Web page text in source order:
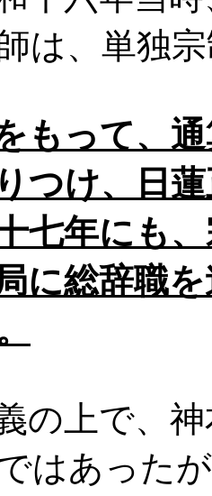
は、単独
もって、
つけ、日
七年にも
に総辞職
の上で、
はあった